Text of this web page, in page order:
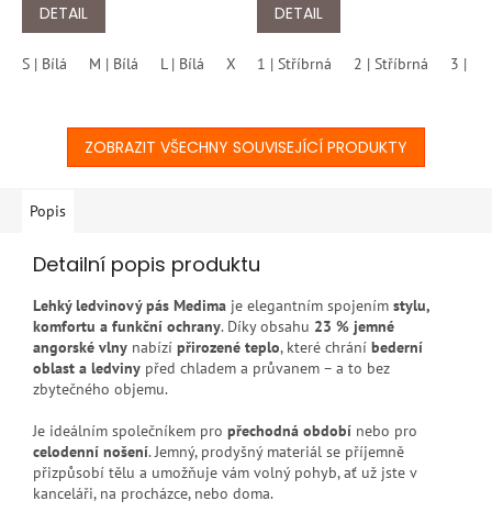
5,0
5
DETAIL
S | Bílá M | Bílá L | Bílá XL | Bílá XXL | Bílá
5,0
5
DETAIL
1 | Stříbrná 2 | Stříbrná 3 |
ZOBRAZIT VŠECHNY SOUVISEJÍCÍ PRODUKTY
Popis
Detailní popis produktu
Lehký ledvinový pás Medima je elegantním spojením stylu,
komfortu a funkční ochrany. Díky obsahu 23 % jemné
angorské vlny nabízí přirozené teplo, které chrání bederní
oblast a ledviny před chladem a průvanem – a to bez
zbytečného objemu.
Je ideálním společníkem pro přechodná období nebo pro
celodenní nošení. Jemný, prodyšný materiál se příjemně
přizpůsobí tělu a umožňuje vám volný pohyb, ať už jste v
kanceláři, na procházce, nebo doma.